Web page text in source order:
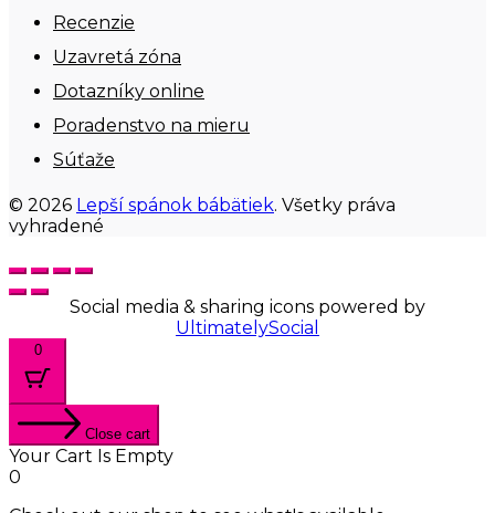
Recenzie
Uzavretá zóna
Dotazníky online
Poradenstvo na mieru
Súťaže
© 2026 Lepší spánok bábätiek. Všetky práva
vyhradené
Social media & sharing icons powered by
UltimatelySocial
0
Close cart
Your Cart Is Empty
0